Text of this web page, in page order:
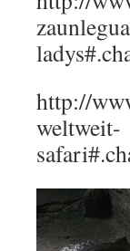
http://
weltweit-